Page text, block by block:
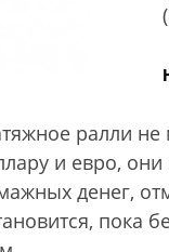
ралли
и евро,
денег,
пока